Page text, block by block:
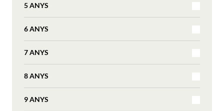
5 ANYS
6 ANYS
7 ANYS
8 ANYS
9 ANYS